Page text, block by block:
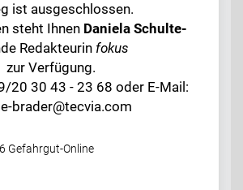
ist ausgeschlossen.
steht Ihnen Daniela Schulte-
Redakteurin fokus
zur Verfügung.
20 30 43 - 23 68 oder E-Mail:
brader@tecvia.com
Gefahrgut-Online